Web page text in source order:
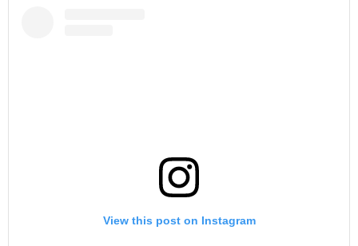
View this post on Instagram